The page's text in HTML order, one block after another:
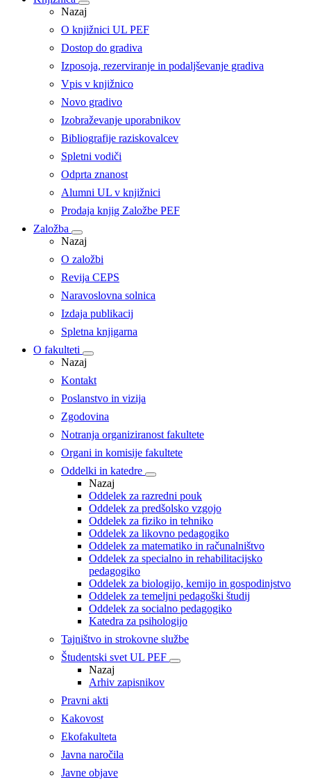
Nazaj
O knjižnici UL PEF
Dostop do gradiva
Izposoja, rezerviranje in podaljševanje gradiva
Vpis v knjižnico
Novo gradivo
Izobraževanje uporabnikov
Bibliografije raziskovalcev
Spletni vodiči
Odprta znanost
Alumni UL v knjižnici
Prodaja knjig Založbe PEF
Založba
Nazaj
O založbi
Revija CEPS
Naravoslovna solnica
Izdaja publikacij
Spletna knjigarna
O fakulteti
Nazaj
Kontakt
Poslanstvo in vizija
Zgodovina
Notranja organiziranost fakultete
Organi in komisije fakultete
Oddelki in katedre
Nazaj
Oddelek za razredni pouk
Oddelek za predšolsko vzgojo
Oddelek za fiziko in tehniko
Oddelek za likovno pedagogiko
Oddelek za matematiko in računalništvo
Oddelek za specialno in rehabilitacijsko
pedagogiko
Oddelek za biologijo, kemijo in gospodinjstvo
Oddelek za temeljni pedagoški študij
Oddelek za socialno pedagogiko
Katedra za psihologijo
Tajništvo in strokovne službe
Študentski svet UL PEF
Nazaj
Arhiv zapisnikov
Pravni akti
Kakovost
Ekofakulteta
Javna naročila
Javne objave